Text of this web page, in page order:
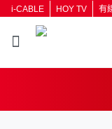
i-CABLE HOY TV 有